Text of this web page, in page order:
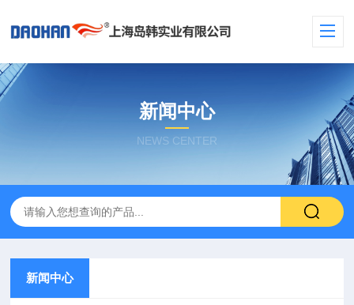
新闻中心
NEWS CENTER
新闻中心